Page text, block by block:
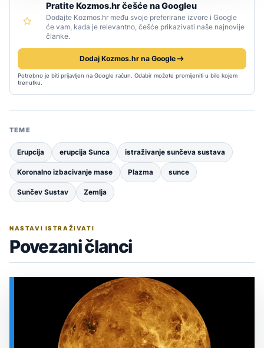
Pratite Kozmos.hr češće na Googleu
Dodajte Kozmos.hr među svoje preferirane izvore i Google
će vam, kada je relevantno, češće prikazivati naše najnovije
članke.
Dodaj Kozmos.hr na Google
Potrebno je biti prijavljen na Google račun. Odabir možete promijeniti u bilo kojem
trenutku.
TEME
Erupcija erupcija Sunca istraživanje sunčeva sustava
Koronalno izbacivanje mase Plazma sunce
Sunčev Sustav Zemlja
NASTAVI ISTRAŽIVATI
Povezani članci